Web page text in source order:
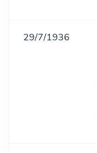
29/7/1936